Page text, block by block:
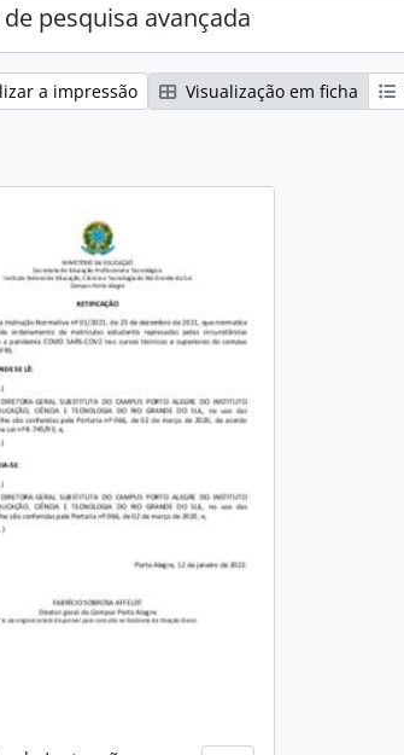
pesquisa avançada
a impressão Visualização em ficha